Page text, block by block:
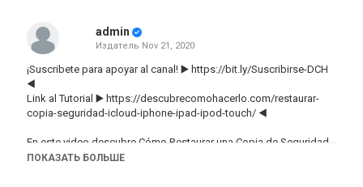
admin
Издатель Nov 21, 2020
¡Suscribete para apoyar al canal! ▶️ https://bit.ly/Suscribirse-DCH
◀️
Link al Tutorial ▶️ https://descubrecomohacerlo.com/restaurar-
copia-seguridad-icloud-iphone-ipad-ipod-touch/ ◀️
En este video descubre Cómo Restaurar una Copia de Seguridad
de iCloud en iPhone, iPad e iPod Touch. En el Canal Descubre
ПОКАЗАТЬ БОЛЬШЕ